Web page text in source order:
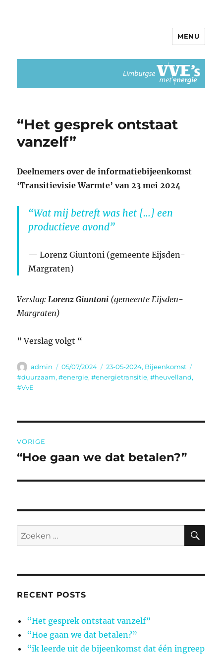
Limburgse VvEs met Energie
MENU
“Het gesprek ontstaat
vanzelf”
Deelnemers over de informatiebijeenkomst
‘Transitievisie Warmte’ van 23 mei 2024
“Wat mij betreft was het […] een
productieve avond”
Lorenz Giuntoni (gemeente Eijsden-
Margraten)
Verslag: Lorenz Giuntoni (gemeente Eijsden-
Margraten)
” Verslag volgt “
Auteur
admin
Geplaatst
op
05/07/2024 Categorieën
23-05-2024, Bijeenkomst
#duurzaam,#energie,#energietransitie,#heuvelland,
#VvE
navigatie
VORIGE
Vorig
“Hoe gaan we dat betalen?”
Zoeken
naar:
RECENT POSTS
“Het gesprek ontstaat vanzelf”
“Hoe gaan we dat betalen?”
“ik leerde uit de bijeenkomst dat één ingreep